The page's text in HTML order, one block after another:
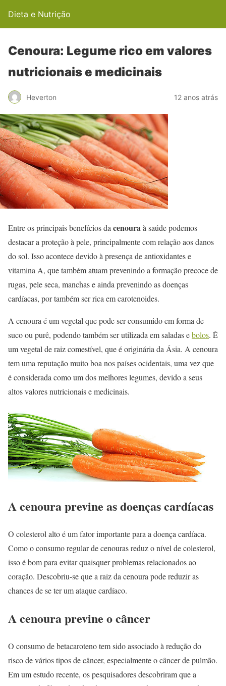
Dieta e Nutrição
Cenoura: Legume rico em valores
nutricionais e medicinais
Heverton 12 anos atrás
Entre os principais benefícios da cenouraà saúde podemos
destacar a proteção à pele, principalmente com relação aos danos
do sol. Isso acontece devido à presença de antioxidantes e
vitamina A, que também atuam prevenindo a formação precoce de
rugas, pele seca, manchas e ainda prevenindo as doenças
cardíacas, por também ser rica em carotenoides.
A cenoura é um vegetal que pode ser consumido em forma de
suco ou purê, podendo também ser utilizada em saladas ebolos. É
um vegetal de raiz comestível, que é originária da Ásia. A cenoura
tem uma reputação muito boa nos países ocidentais, uma vez que
é considerada como um dos melhores legumes, devido a seus
altos valores nutricionais e medicinais.
A cenoura previne as doenças cardíacas
O colesterol alto é um fator importante para a doença cardíaca.
Como o consumo regular de cenouras reduz o nível de colesterol,
isso é bom para evitar quaisquer problemas relacionados ao
coração. Descobriu-se que a raiz da cenoura pode reduzir as
chances de se ter um ataque cardíaco.
A cenoura previne o câncer
O consumo de betacaroteno tem sido associado à redução do
risco de vários tipos de câncer, especialmente o câncer de pulmão.
Em um estudo recente, os pesquisadores descobriram que a